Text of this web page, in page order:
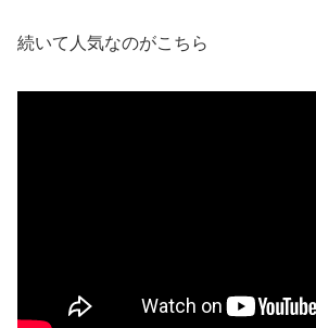
続いて人気なのがこちら